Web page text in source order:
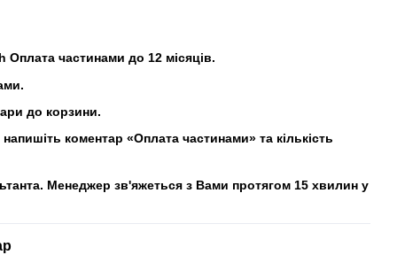
Оплата частинами до 12 місяців.
до корзини.
коментар «Оплата частинами» та кількість
Менеджер зв'яжеться з Вами протягом 15 хвилин у